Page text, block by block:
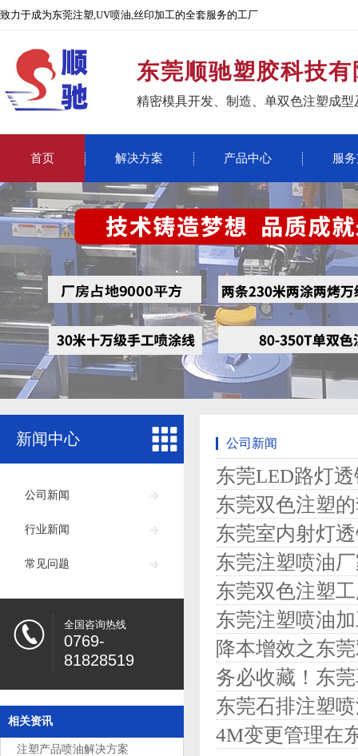
致力于成为东莞注塑,UV喷油,丝印加工的全套服务的工厂
东莞顺驰塑胶科技
精密模具开发、制造、单双色注塑成
首页 解决方案 产品中心 服
新闻中心
公司新闻
行业新闻
常见问题
全国咨询热线
0769-
81828519
相关资讯
注塑产品喷油解决方案
公司新闻
东莞LED路灯
东莞双色注塑
东莞室内射灯
东莞注塑喷油
东莞双色注塑
东莞注塑喷油
降本增效之东
务必收藏！东
东莞石排注塑
4M变更管理在